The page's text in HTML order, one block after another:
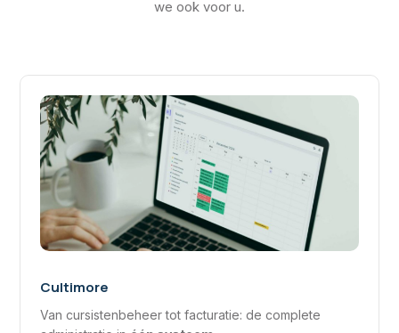
we ook voor u.
Cultimore
Van cursistenbeheer tot facturatie: de complete